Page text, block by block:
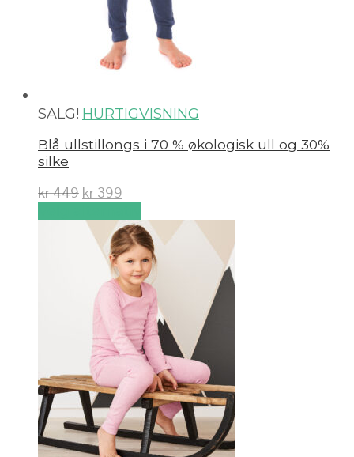
SALG! HURTIGVISNING
Blå ullstillongs i 70 % økologisk ull og 30%
silke
kr449 kr 399